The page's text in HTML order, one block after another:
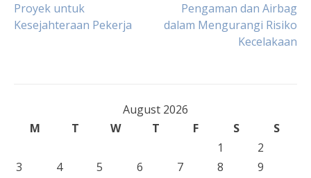
navigation
Proyek untuk
Kesejahteraan Pekerja
Pengaman dan Airbag
dalam Mengurangi Risiko
Kecelakaan
August 2026
M
T W T F S
S
1
2
3
4 5 6 7 8
9